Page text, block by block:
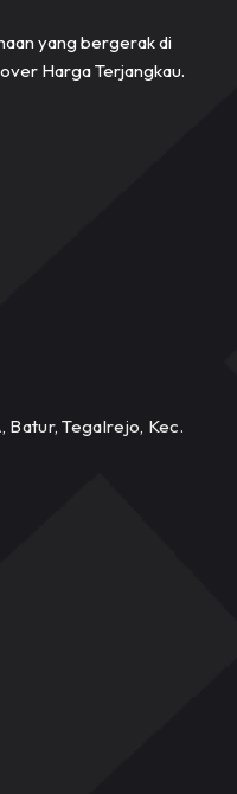
yang bergerak di
Harga Terjangkau.
Batur, Tegalrejo, Kec.